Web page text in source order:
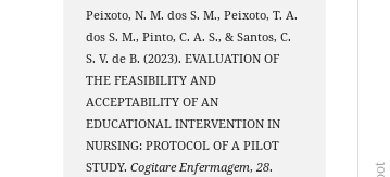
Peixoto, N. M. dos S. M., Peixoto, T. A.
dos S. M., Pinto, C. A. S., & Santos, C.
S. V. de B. (2023). EVALUATION OF
THE FEASIBILITY AND
ACCEPTABILITY OF AN
EDUCATIONAL INTERVENTION IN
NURSING: PROTOCOL OF A PILOT
STUDY.Cogitare Enfermagem,28.